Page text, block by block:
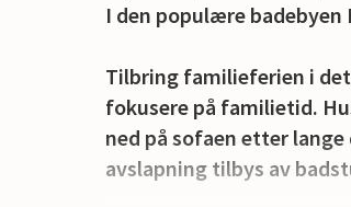
I den populære
Tilbring familieferien i
fokusere på familietid.
ned på sofaen etter
avslapning tilbys av